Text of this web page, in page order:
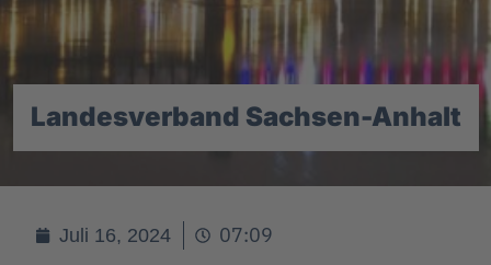
Landesverband Sachsen-Anhalt
Juli 16, 2024 07:09